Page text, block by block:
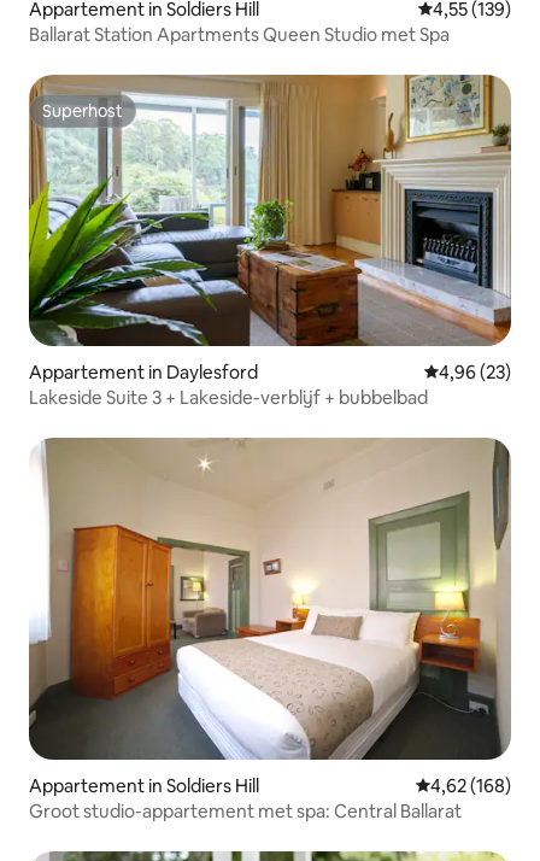
Appartement in Soldiers Hill Gemiddelde
4,55 (139)
Ballarat Station Apartments Queen Studio met Spa
Superhost
Superhost
Appartement in Daylesford Gemiddelde
4,96 (23)
Lakeside Suite 3 + Lakeside-verblijf + bubbelbad
Appartement in Soldiers Hill Gemiddelde
4,62 (168)
Groot studio-appartement met spa: Central Ballarat